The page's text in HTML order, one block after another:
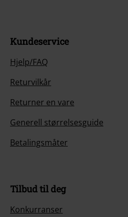
Kundeservice
Hjelp/FAQ
Returvilkår
Returner en vare
Generell størrelsesguide
Betalingsmåter
Tilbud til deg
Konkurranser